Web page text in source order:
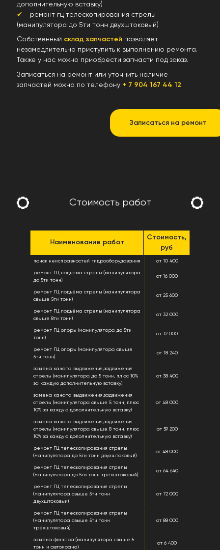
дополнительную вставку)
ремонт гц телескопирования стрелы
(манипулятора до 5ти тонн двухштоковый)
Собственный склад запчастей позволяет
незамедлительно приступить к выполнению ремонта.
Также у нас можно приобрести запчасти под заказ.
Записаться на ремонт или уточнить наличие
запчастей можно по телефону + 7 904 167 44 12.
Записаться на ремонт
Стоимость работ
Наименование работ
Стоимость,
руб
поиск неисправностей гидрооборудования от 10 400
ремонт ГЦ подъёма стрелы (манипулятора
до 5ти тонн)
от 16 000
ремонт ГЦ подъёма стрелы (манипулятора
свыше 5ти тонн)
от 25 600
ремонт ГЦ подъёма стрелы (манипулятора
свыше 8ти тонн)
от 32 000
ремонт ГЦ опоры (манипулятора до 5ти
тонн)
от 12 000
ремонт ГЦ опоры (манипулятора свыше
5ти тонн)
от 18 240
замена каната выдвижения,задвижения
стрелы (манипулятора до 5 тонн, плюс 10%
за каждую дополнительную вставку)
от 38 400
замена каната выдвижения,задвижения
стрелы (манипулятора свыше 5 тонн, плюс
10% за каждую дополнительную вставку)
от 48 000
замена каната выдвижения,задвижения
стрелы (манипулятора свыше 8 тонн, плюс
10% за каждую дополнительную вставку)
от 59 200
ремонт ГЦ телескопирования стрелы
(манипулятора до 5ти тонн двухштоковый)
от 48 000
ремонт ГЦ телескопирования стрелы
(манипулятора до 5ти тонн трёхштоковый)
от 64 640
ремонт ГЦ телескопирования стрелы
(манипулятора свыше 5ти тонн
двухштоковый)
от 72 000
ремонт ГЦ телескопирования стрелы
(манипулятора свыше 5ти тонн
трёхштоковый)
от 88 000
замена фильтра (манипулятора свыше 5
тонн и автокрана)
от 6 400